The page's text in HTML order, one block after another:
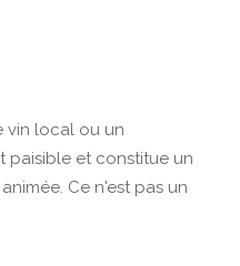
vin local ou un
paisible et constitue un
Ce n'est pas un